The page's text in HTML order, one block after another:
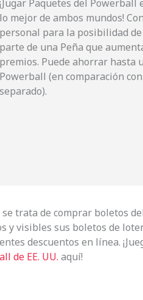
¡Jugar Paquetes del
lo mejor de ambos mundos!
personal para la posibilidad
parte de una Peña que
premios. Puede ahorrar hasta
Powerball (en comparación
separado).
trata de comprar boletos
y visibles sus boletos de
descuentos en línea.
de EE. UU. aquí!